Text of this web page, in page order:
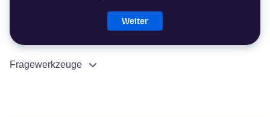
Weiter
Fragewerkzeuge